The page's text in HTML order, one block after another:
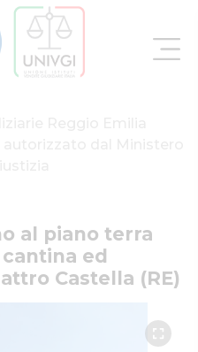
al piano terra
ed
Castella (RE)